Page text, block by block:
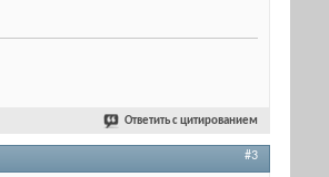
Ответить с цитированием
#3